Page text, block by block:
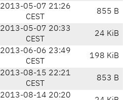
2013-05-07 21:26
CEST
855 B
2013-05-07 20:33
CEST
24 KiB
2013-06-06 23:49
CEST
198 KiB
2013-08-15 22:21
CEST
853 B
2013-08-14 20:20